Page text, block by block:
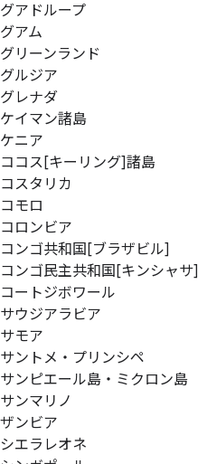
グアドループ
グアム
グリーンランド
グルジア
グレナダ
ケイマン諸島
ケニア
ココス[キーリング]諸島
コスタリカ
コモロ
コロンビア
コンゴ共和国[ブラザビル]
コンゴ民主共和国[キンシャサ]
コートジボワール
サウジアラビア
サモア
サントメ・プリンシペ
サンピエール島・ミクロン島
サンマリノ
ザンビア
シエラレオネ